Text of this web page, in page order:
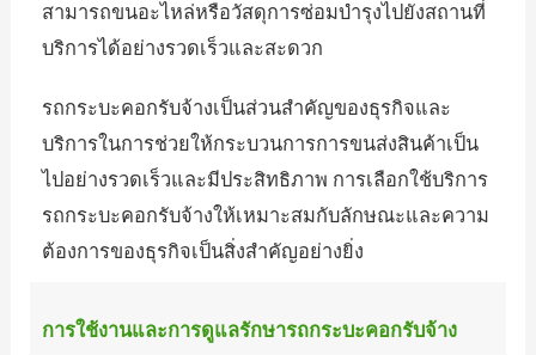
สามารถขนอะไหล่หรือวัสดุการซ่อมบำรุงไปยังสถานที่
บริการได้อย่างรวดเร็วและสะดวก
รถกระบะคอกรับจ้างเป็นส่วนสำคัญของธุรกิจและ
บริการในการช่วยให้กระบวนการการขนส่งสินค้าเป็น
ไปอย่างรวดเร็วและมีประสิทธิภาพ การเลือกใช้บริการ
รถกระบะคอกรับจ้างให้เหมาะสมกับลักษณะและความ
ต้องการของธุรกิจเป็นสิ่งสำคัญอย่างยิ่ง
การใช้งานและการดูแลรักษารถกระบะคอกรับจ้าง